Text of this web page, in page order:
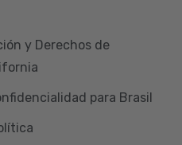
y Derechos de
para Brasil